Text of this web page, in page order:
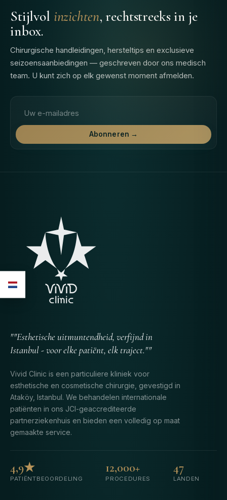
Stijlvol inzichten, rechtstreeks in je
inbox.
Chirurgische handleidingen, hersteltips en exclusieve
seizoensaanbiedingen — geschreven door ons medisch
team. U kunt zich op elk gewenst moment afmelden.
Abonneren →
""Esthetische uitmuntendheid, verfijnd in
Istanbul - voor elke patiënt, elk traject.""
Vivid Clinic is een particuliere kliniek voor
esthetische en cosmetische chirurgie, gevestigd in
Ataköy, Istanbul. We behandelen internationale
patiënten in ons JCI-geaccrediteerde
partnerziekenhuis en bieden een volledig op maat
gemaakte service.
4,9★
PATIËNTBEOORDELING
12,000+
PROCEDURES
47
LANDEN